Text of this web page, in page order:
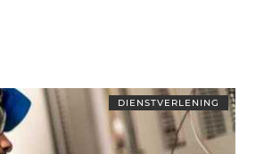
DIENSTVERLENING